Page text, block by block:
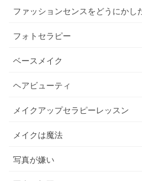
ファッションセンスをどうにかし
フォトセラピー
ベースメイク
ヘアビューティ
メイクアップセラピーレッスン
メイクは魔法
写真が嫌い